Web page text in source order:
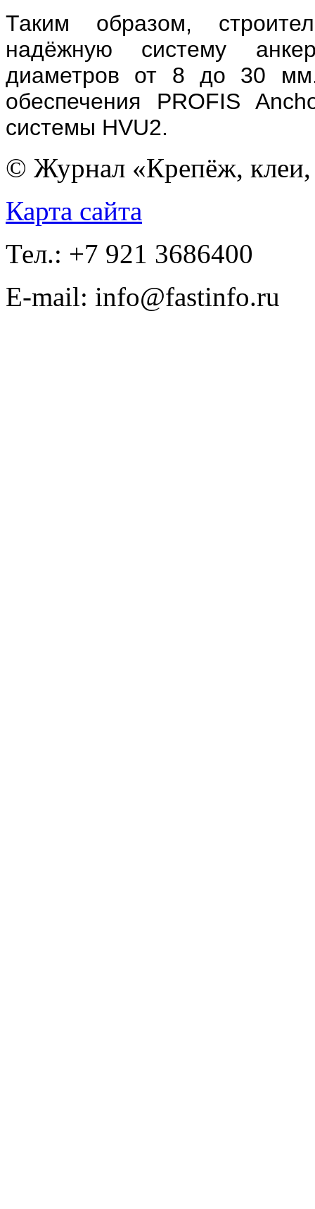
Таким образом,
надёжную систему
диаметров от 8 до 30
обеспечения PROFIS
системы HVU2.
© Журнал «Крепёж, клеи,
Карта сайта
Тел.: +7 921 3686400
E-mail: info@fastinfo.ru